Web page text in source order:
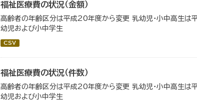
福祉医療費の状況（金額）
高齢者の年齢区分は平成20年度から変更 乳幼児・小中高生
幼児および小中学生
CSV
福祉医療費の状況（件数）
高齢者の年齢区分は平成20年度から変更 乳幼児・小中高生は
幼児および小中学生